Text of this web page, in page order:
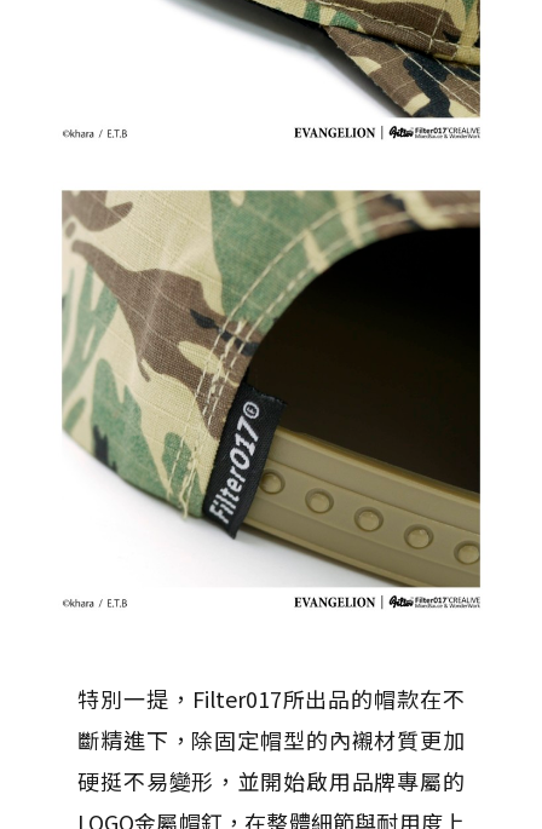
特別一提，Filter017所出品的帽款在不
斷精進下，除固定帽型的內襯材質更加
硬挺不易變形，並開始啟用品牌專屬的
LOGO金屬帽釘，在整體細節與耐用度上